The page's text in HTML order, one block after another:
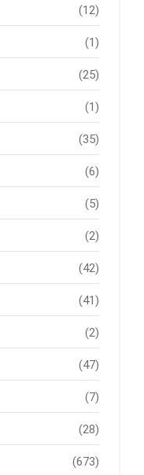
(12)
(1)
(25)
(1)
(35)
(6)
(5)
(2)
(42)
(41)
(2)
(47)
(7)
(28)
(673)